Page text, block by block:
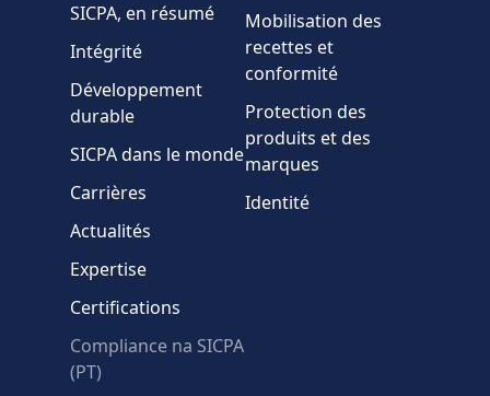
Pays
Message
Échec de la vérification.
Utilisez un autre
SICPA, en résumé
Intégrité
Développement
durable
SICPA dans le monde
Carrières
Actualités
Expertise
Certifications
Compliance na SICPA
(PT)
Mobilisation des
recettes et
conformité
Protection des
produits et des
marques
Identité